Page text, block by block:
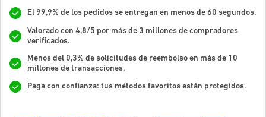
El 99,9% de los pedidos se entregan en menos de 60 segundos.
Valorado con 4,8/5 por más de 3 millones de compradores
verificados.
Menos del 0,3% de solicitudes de reembolso en más de 10
millones de transacciones.
Paga con confianza: tus métodos favoritos están protegidos.